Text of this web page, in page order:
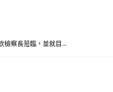
檢察長蒞臨，並就目...